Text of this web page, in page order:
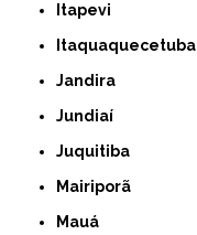
Itapevi
Itaquaquecetuba
Jandira
Jundiaí
Juquitiba
Mairiporã
Mauá